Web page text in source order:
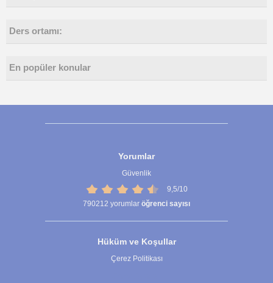
Ders ortamı:
En popüler konular
Yorumlar
Güvenlik
9,5/10
790212 yorumlar öğrenci sayısı
Hüküm ve Koşullar
Çerez Politikası